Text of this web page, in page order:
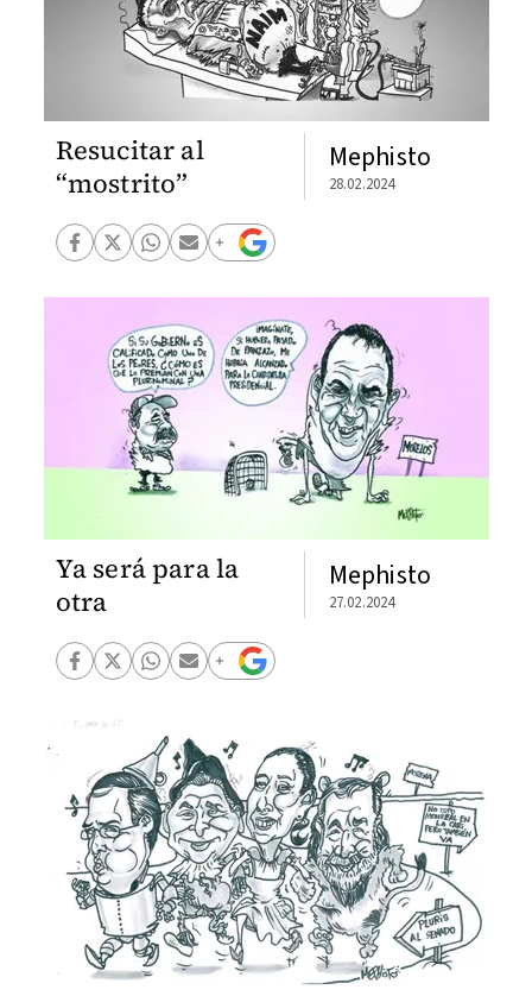
Resucitar al
“mostrito”
Mephisto
28.02.2024
Ya será para la
otra
Mephisto
27.02.2024